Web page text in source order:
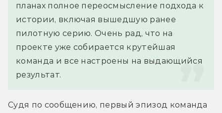
планах полное переосмысление подхода к
истории, включая вышедшую ранее
пилотную серию. Очень рад, что на
проекте уже собирается крутейшая
команда и все настроены на выдающийся
результат.
Судя по сообщению, первый эпизод команда